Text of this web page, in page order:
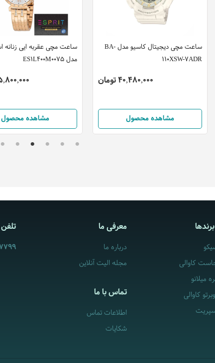
ساعت مچی عقربه ایی زنانه
مدل ES1L400M0075
25,800,000
مشاهده محصول
ساعت مچی دیجیتال کاسیو مدل BA-
110XSW-7ADR
40,480,000 تومان
مشاهده محصول
کاوالی
میلانو
کاوالی
معرفی ما
درباره ما
مجله الیت آنلاین
تماس با ما
اطلاعات تماس
شکایات